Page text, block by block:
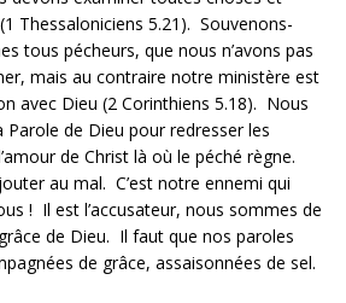
Thessaloniciens 5.21). Souvenons-
tous pécheurs, que nous n’avons pas
mais au contraire notre ministère est
avec Dieu (2 Corinthiens 5.18). Nous
de Dieu pour redresser les
de Christ là où le péché règne.
au mal. C’est notre ennemi qui
! Il est l’accusateur, nous sommes de
de Dieu. Il faut que nos paroles
de grâce, assaisonnées de sel.